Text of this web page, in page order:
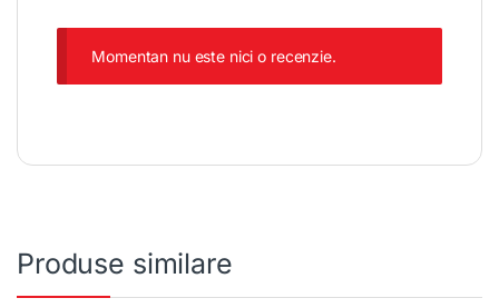
Momentan nu este nici o recenzie.
Produse similare